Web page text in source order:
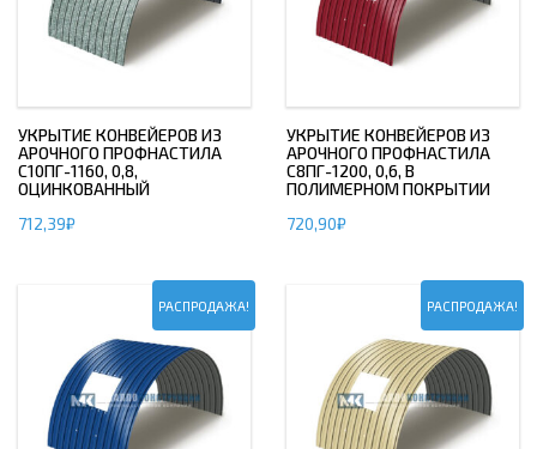
УКРЫТИЕ КОНВЕЙЕРОВ ИЗ
АРОЧНОГО ПРОФНАСТИЛА
С10ПГ-1160, 0,8,
ОЦИНКОВАННЫЙ
712,39₽
УКРЫТИЕ КОНВЕЙЕРОВ ИЗ
АРОЧНОГО ПРОФНАСТИЛА
С8ПГ-1200, 0,6, В
ПОЛИМЕРНОМ ПОКРЫТИИ
720,90₽
РАСПРОДАЖА! РАСПРОДАЖА!